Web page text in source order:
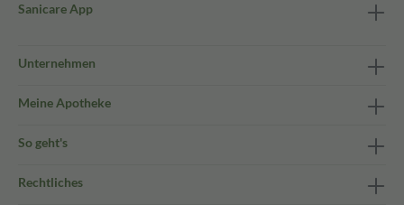
Sanicare App
Unternehmen
Meine Apotheke
So geht's
Rechtliches